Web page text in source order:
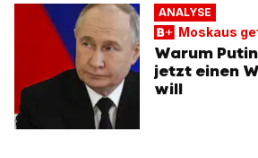
ANALYSE
Moskaus
Warum
jetzt einen
will